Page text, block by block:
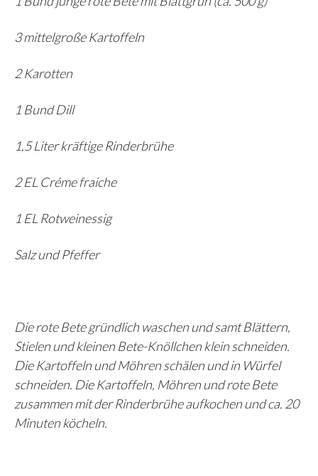
3 mittelgroße Kartoffeln
2 Karotten
1 Bund Dill
1,5 Liter kräftige Rinderbrühe
2 EL Créme fraiche
1 EL Rotweinessig
Salz und Pfeffer
Die rote Bete gründlich waschen und samt Blättern,
Stielen und kleinen Bete-Knöllchen klein schneiden.
Die Kartoffeln und Möhren schälen und in Würfel
schneiden. Die Kartoffeln, Möhren und rote Bete
zusammen mit der Rinderbrühe aufkochen und ca. 20
Minuten köcheln.